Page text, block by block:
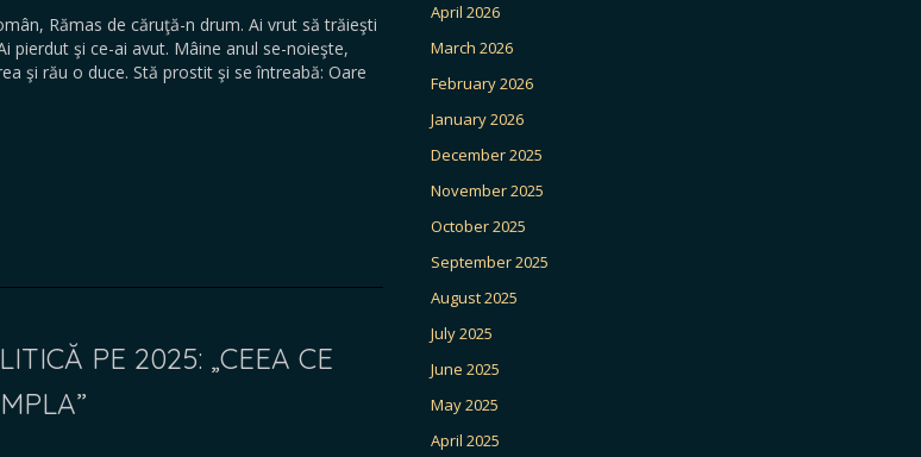
Rămas de căruţă-n drum. Ai vrut să trăieşti
pierdut şi ce-ai avut. Mâine anul se-noieşte,
şi rău o duce. Stă prostit şi se întreabă: Oare
PE 2025: „CEEA CE
April 2026
March 2026
February 2026
January 2026
December 2025
November 2025
October 2025
September 2025
August 2025
July 2025
June 2025
May 2025
April 2025